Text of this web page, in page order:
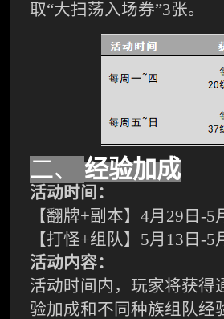
取“大扫荡入场券”3张。
二、 经验加成
活动时间：
【翻牌+副本】 4月 29 日 -5
【打怪+组队】 5月 13 日 -5
活动内容：
活动时间内，玩家将获得
验加成和不同种族组队经